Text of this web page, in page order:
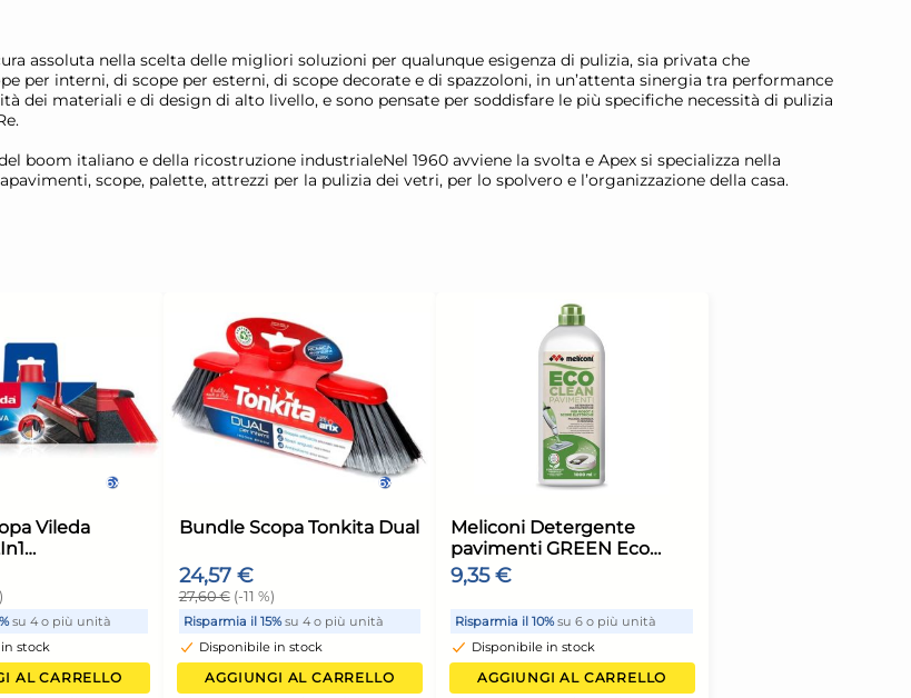
assoluta nella scelta delle migliori soluzioni per qualunque esigenza di pulizia, sia privata che
per interni, di scope per esterni, di scope decorate e di spazzoloni, in un’attenta sinergia tra performance
dei materiali e di design di alto livello, e sono pensate per soddisfare le più specifiche necessità di pulizia
boom italiano e della ricostruzione industrialeNel 1960 avviene la svolta e Apex si specializza nella
scope, palette, attrezzi per la pulizia dei vetri, per lo spolvero e l’organizzazione della casa.